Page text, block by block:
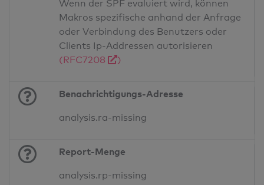
Wenn der SPF evaluiert wird, können
Makros spezifische anhand der Anfrage
oder Verbindung des Benutzers oder
Clients Ip-Addressen autorisieren
(RFC7208
)
Benachrichtigungs-Adresse
analysis.ra-missing
Report-Menge
analysis.rp-missing